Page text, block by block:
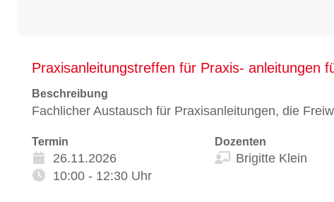
Praxisanleitungstreffen für Praxis- anleitungen
Beschreibung
Fachlicher Austausch für Praxisanleitungen, die
Termin
26.11.2026
10:00 - 12:30 Uhr
Dozenten
Brigitte Klein